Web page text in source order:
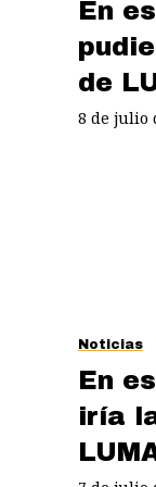
En
de
8 de julio
Noticias
En
iría